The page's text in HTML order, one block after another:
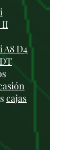
II
A8 D4
cajas